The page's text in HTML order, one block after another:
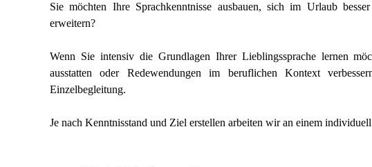
Sie möchten Ihre Sprachkenntnisse ausbauen, sich im Urlaub
erweitern?
Wenn Sie intensiv die Grundlagen Ihrer Lieblingssprache lernen
ausstatten oder Redewendungen im beruflichen Kontext
Einzelbegleitung.
Je nach Kenntnisstand und Ziel erstellen arbeiten wir an einem